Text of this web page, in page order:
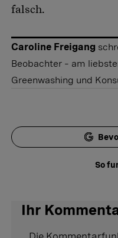
falsch.
Caroline Freigang
Beobachter – am
Greenwashing und
So
Ihr